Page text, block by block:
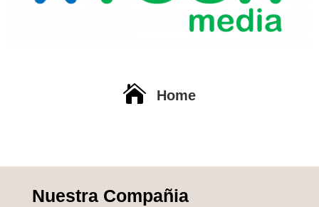
 Home
Nuestra Compañia